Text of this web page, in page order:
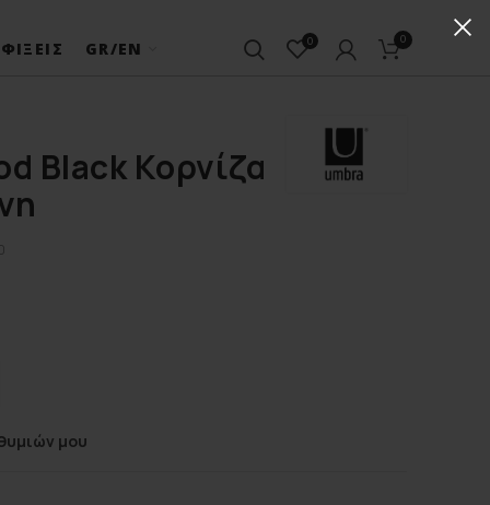
GR/EN 0 0
Black Κορνίζα
μου